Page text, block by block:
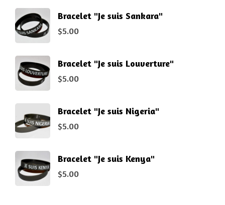
Bracelet "Je suis Sankara"
$5.00
Bracelet "Je suis Louverture"
$5.00
Bracelet "Je suis Nigeria"
$5.00
Bracelet "Je suis Kenya"
$5.00